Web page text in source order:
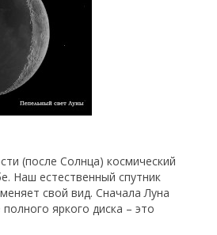
(после Солнца) космический
Наш естественный спутник
свой вид. Сначала Луна
яркого диска – это